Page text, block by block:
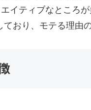
イティブなところ
おり、モテる理由